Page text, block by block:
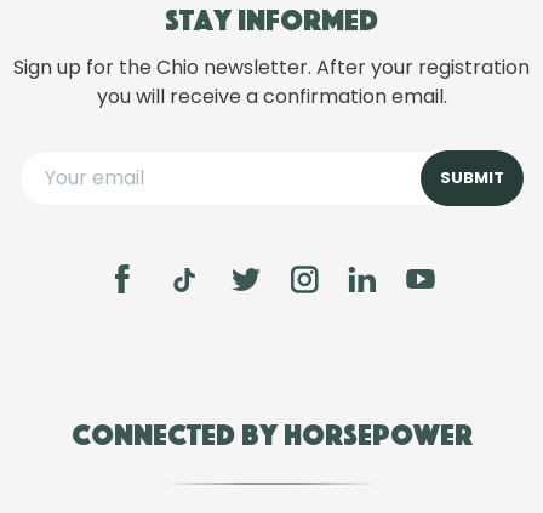
Stay informed
Sign up for the Chio newsletter. After your registration
you will receive a confirmation email.
Connected by Horsepower